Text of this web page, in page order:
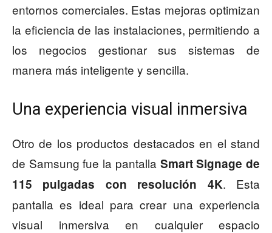
entornos comerciales. Estas mejoras optimizan
la eficiencia de las instalaciones, permitiendo a
los negocios gestionar sus sistemas de
manera más inteligente y sencilla.
Una experiencia visual inmersiva
Otro de los productos destacados en el stand
de Samsung fue la pantalla Smart Signage de
115 pulgadas con resolución 4K. Esta
pantalla es ideal para crear una experiencia
visual inmersiva en cualquier espacio